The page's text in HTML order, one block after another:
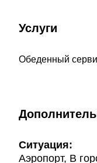
Услуги
Обеденный
Ситуация:
Аэропорт, В